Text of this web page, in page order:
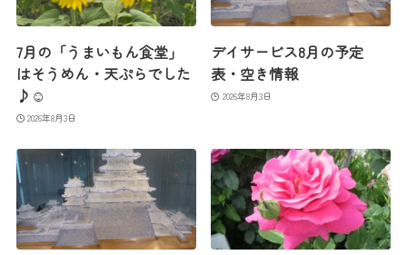
7月の「うまいもん食堂」
はそうめん・天ぷらでした
♪☺
2026年8月3日
デイサービス8月の予定
表・空き情報
2026年8月3日